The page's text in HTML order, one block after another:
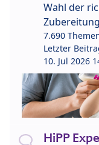
Wahl der
7.690
Letzter
10. Jul 2026
HiPP